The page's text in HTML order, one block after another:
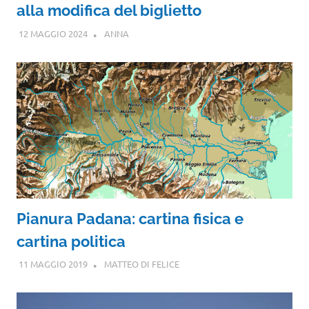
alla modifica del biglietto
12 MAGGIO 2024 ANNA
Pianura Padana: cartina fisica e
cartina politica
11 MAGGIO 2019 MATTEO DI FELICE